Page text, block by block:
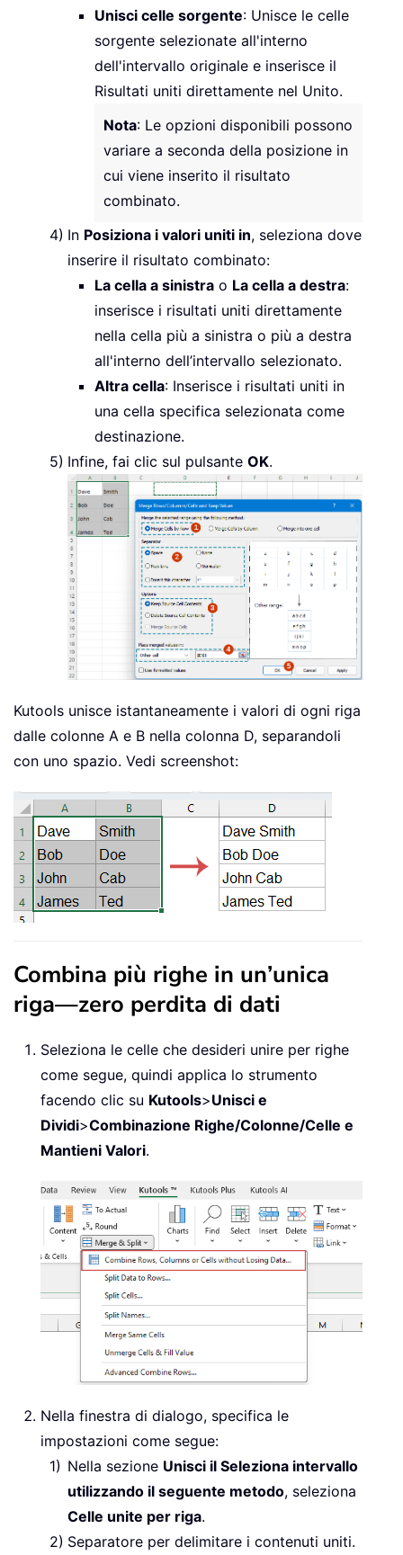
Unisci celle sorgente: Unisce le celle
sorgente selezionate all'interno
dell'intervallo originale e inserisce il
Risultati uniti direttamente nel Unito.
Nota: Le opzioni disponibili possono
variare a seconda della posizione in
cui viene inserito il risultato
combinato.
In Posiziona i valori uniti in, seleziona dove
inserire il risultato combinato:
La cella a sinistra o La cella a destra:
inserisce i risultati uniti direttamente
nella cella più a sinistra o più a destra
all'interno dell’intervallo selezionato.
Altra cella: Inserisce i risultati uniti in
una cella specifica selezionata come
destinazione.
Infine, fai clic sul pulsante OK.
Kutools unisce istantaneamente i valori di ogni riga
dalle colonne A e B nella colonna D, separandoli
con uno spazio. Vedi screenshot:
Combina più righe in un’unica
riga—zero perdita di dati
Seleziona le celle che desideri unire per righe
come segue, quindi applica lo strumento
facendo clic su Kutools>Unisci e
Dividi>Combinazione Righe/Colonne/Celle e
Mantieni Valori.
Nella finestra di dialogo, specifica le
impostazioni come segue:
Nella sezione Unisci il Seleziona intervallo
utilizzando il seguente metodo, seleziona
Celle unite per riga.
Separatore per delimitare i contenuti uniti.